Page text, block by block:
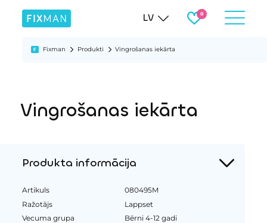
LV
Fixman Produkti Vingrošanas iekārta
Vingrošanas iekārta
Produkta informācija
Artikuls
080495M
Ražotājs
Lappset
Vecuma grupa
Bērni 4-12 gadi